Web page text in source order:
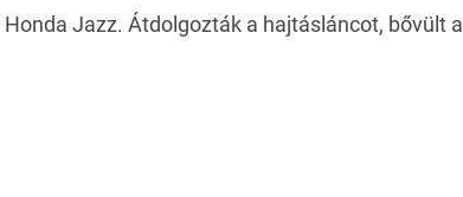
Jazz. Átdolgozták a hajtásláncot, bővült a